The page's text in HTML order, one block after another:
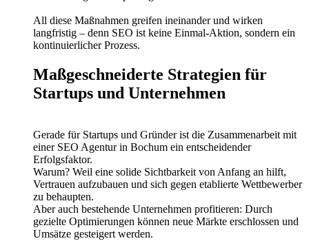
All diese Maßnahmen greifen ineinander und wirken
langfristig – denn SEO ist keine Einmal-Aktion, sondern ein
kontinuierlicher Prozess.
Maßgeschneiderte Strategien für
Startups und Unternehmen
Gerade für Startups und Gründer ist die Zusammenarbeit mit
einer SEO Agentur in Bochum ein entscheidender
Erfolgsfaktor.
Warum? Weil eine solide Sichtbarkeit von Anfang an hilft,
Vertrauen aufzubauen und sich gegen etablierte Wettbewerber
zu behaupten.
Aber auch bestehende Unternehmen profitieren: Durch
gezielte Optimierungen können neue Märkte erschlossen und
Umsätze gesteigert werden.